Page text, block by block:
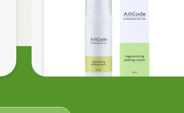
AiliCode Восстанавливающий крем-